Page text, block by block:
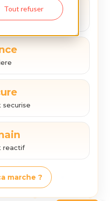
Tout refuser
securise
reactif
marche ?